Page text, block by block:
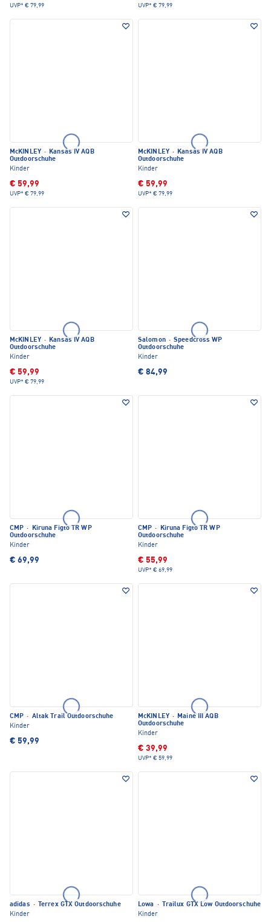
UVP* € 79,99 UVP* € 79,99
McKINLEY · Kansas IV AQB
Outdoorschuhe
Kinder
€ 59,99
UVP* € 79,99
McKINLEY · Kansas IV AQB
Outdoorschuhe
Kinder
€ 59,99
UVP* € 79,99
McKINLEY · Kansas IV AQB
Outdoorschuhe
Kinder
€ 59,99
UVP* € 79,99
Salomon · Speedcross WP
Outdoorschuhe
Kinder
€ 84,99
CMP ·
Kiruna Figto TR WP
Outdoorschuhe
Kinder
€ 69,99
CMP ·
Kiruna Figto TR WP
Outdoorschuhe
Kinder
€ 55,99
UVP* € 69,99
CMP · Altak Trail Outdoorschuhe
Kinder
€ 59,99
McKINLEY · Maine III AQB
Outdoorschuhe
Kinder
€ 39,99
UVP* € 59,99
adidas ·
Terrex GTX Outdoorschuhe
Kinder
Lowa ·
Trailux GTX Low Outdoorschuhe
Kinder